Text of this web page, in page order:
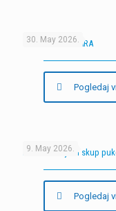
30. May 2026.
9. SKUP MODELARA
Pogledaj
9. May 2026.
Peti memorijalni skup
Pogledaj